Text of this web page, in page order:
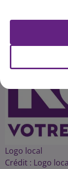
Logo local
Crédit : Logo